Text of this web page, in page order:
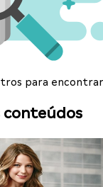
para encontrar
conteúdos